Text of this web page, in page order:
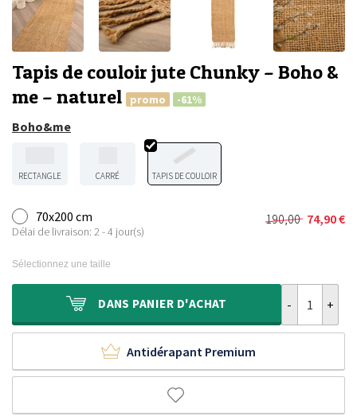
Tapis de couloir jute Chunky – Boho &
me – naturel
promo -61%
Boho&me
RECTANGLE CARRÉ TAPIS DE COULOIR
70x200 cm
Délai de livraison: 2 - 4 jour(s)
190,00
Le
190,00 €.
74,90€
Le
74,90 €.
Sélectionnez une taille
DANS PANIER D'ACHAT
Antidérapant Premium